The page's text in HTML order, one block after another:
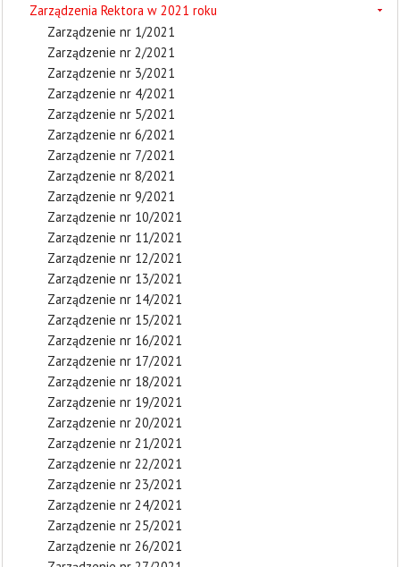
Zarządzenia Rektora w 2021 roku
Zarządzenie nr 1/2021
Zarządzenie nr 2/2021
Zarządzenie nr 3/2021
Zarządzenie nr 4/2021
Zarządzenie nr 5/2021
Zarządzenie nr 6/2021
Zarządzenie nr 7/2021
Zarządzenie nr 8/2021
Zarządzenie nr 9/2021
Zarządzenie nr 10/2021
Zarządzenie nr 11/2021
Zarządzenie nr 12/2021
Zarządzenie nr 13/2021
Zarządzenie nr 14/2021
Zarządzenie nr 15/2021
Zarządzenie nr 16/2021
Zarządzenie nr 17/2021
Zarządzenie nr 18/2021
Zarządzenie nr 19/2021
Zarządzenie nr 20/2021
Zarządzenie nr 21/2021
Zarządzenie nr 22/2021
Zarządzenie nr 23/2021
Zarządzenie nr 24/2021
Zarządzenie nr 25/2021
Zarządzenie nr 26/2021